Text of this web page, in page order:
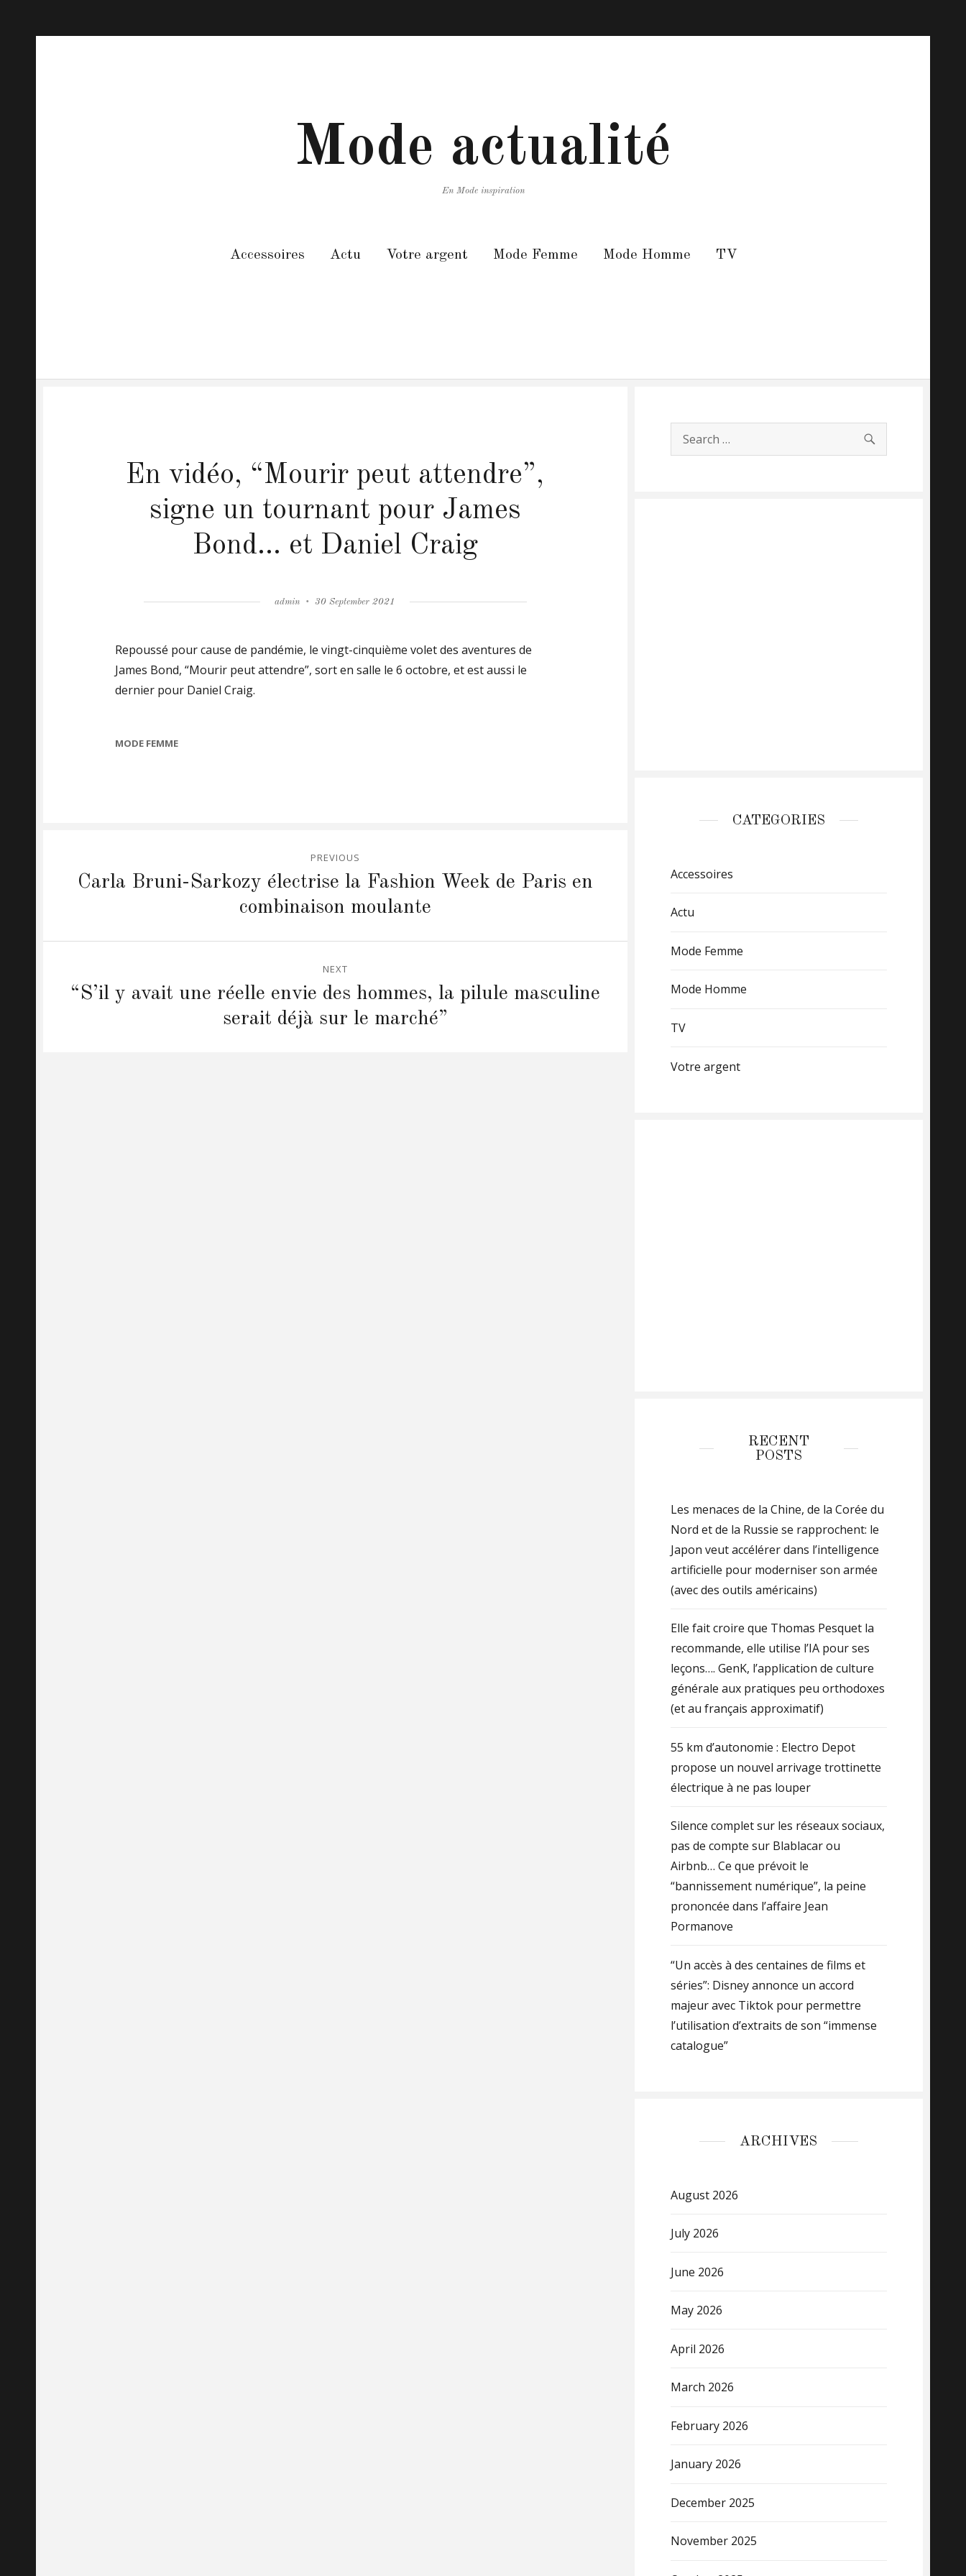
Mode actualité
En Mode inspiration
Accessoires Actu Votre argent Mode Femme Mode Homme TV
En vidéo, “Mourir peut attendre”,
signe un tournant pour James
Bond… et Daniel Craig
Author
admin
Posted
30 September 2021
Repoussé pour cause de pandémie, le vingt-cinquième volet des aventures de
James Bond, “Mourir peut attendre”, sort en salle le 6 octobre, et est aussi le
dernier pour Daniel Craig.
CATEGORIES
MODE FEMME
navigation
PREVIOUS
PreviousCarla Bruni-Sarkozy électrise la Fashion Week de Paris en
combinaison moulante
NEXT
“S’il y avait une réelle envie des hommes, la pilule masculine
serait déjà sur le marché”
Search
for:
CATEGORIES
Accessoires
Actu
Mode Femme
Mode Homme
TV
Votre argent
RECENT
POSTS
Les menaces de la Chine, de la Corée du
Nord et de la Russie se rapprochent: le
Japon veut accélérer dans l’intelligence
artificielle pour moderniser son armée
(avec des outils américains)
Elle fait croire que Thomas Pesquet la
recommande, elle utilise l’IA pour ses
leçons…. GenK, l’application de culture
générale aux pratiques peu orthodoxes
(et au français approximatif)
55 km d’autonomie : Electro Depot
propose un nouvel arrivage trottinette
électrique à ne pas louper
Silence complet sur les réseaux sociaux,
pas de compte sur Blablacar ou
Airbnb… Ce que prévoit le
“bannissement numérique”, la peine
prononcée dans l’affaire Jean
Pormanove
“Un accès à des centaines de films et
séries”: Disney annonce un accord
majeur avec Tiktok pour permettre
l’utilisation d’extraits de son “immense
catalogue”
ARCHIVES
August 2026
July 2026
June 2026
May 2026
April 2026
March 2026
February 2026
January 2026
December 2025
November 2025